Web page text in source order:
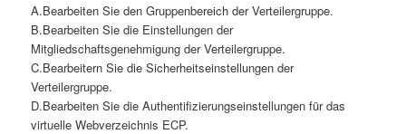
A.Bearbeiten Sie den Gruppenbereich der Verteilergruppe.
B.Bearbeiten Sie die Einstellungen der
Mitgliedschaftsgenehmigung der Verteilergruppe.
C.Bearbeitern Sie die Sicherheitseinstellungen der
Verteilergruppe.
D.Bearbeiten Sie die Authentifizierungseinstellungen für das
virtuelle Webverzeichnis ECP.